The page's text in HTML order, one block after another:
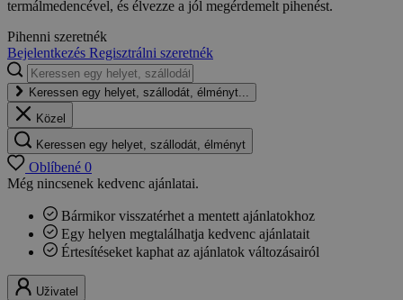
termálmedencével, és élvezze a jól megérdemelt pihenést.
Pihenni szeretnék
Bejelentkezés Regisztrálni szeretnék
Keressen egy helyet, szállodát, élményt...
Közel
Keressen egy helyet, szállodát, élményt
Oblíbené 0
Még nincsenek kedvenc ajánlatai.
Bármikor visszatérhet a mentett ajánlatokhoz
Egy helyen megtalálhatja kedvenc ajánlatait
Értesítéseket kaphat az ajánlatok változásairól
Uživatel